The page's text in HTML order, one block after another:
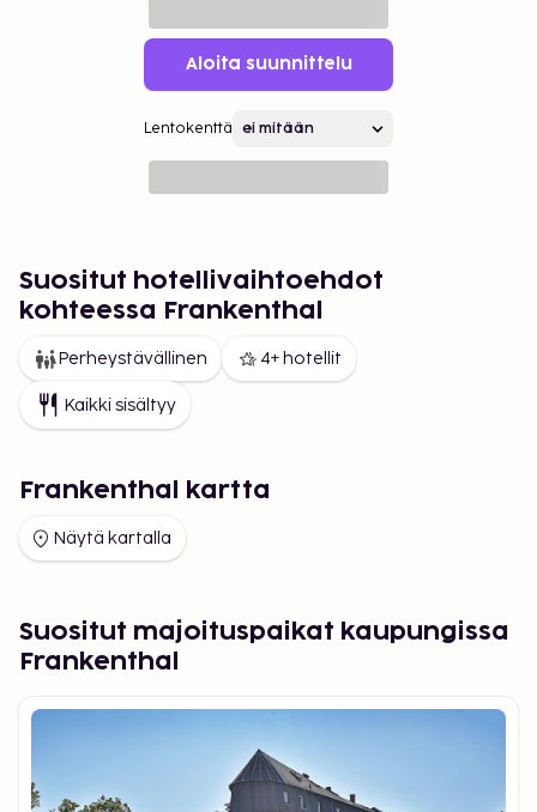
Aloita suunnittelu
Lentokenttä
Suositut hotellivaihtoehdot
kohteessa Frankenthal
Perheystävällinen 4+ hotellit
Kaikki sisältyy
Frankenthal kartta
Näytä kartalla
Suositut majoituspaikat kaupungissa
Frankenthal